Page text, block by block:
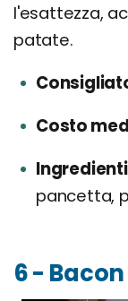
l'esattezza,
patate.
Costo
pancetta,
6 -